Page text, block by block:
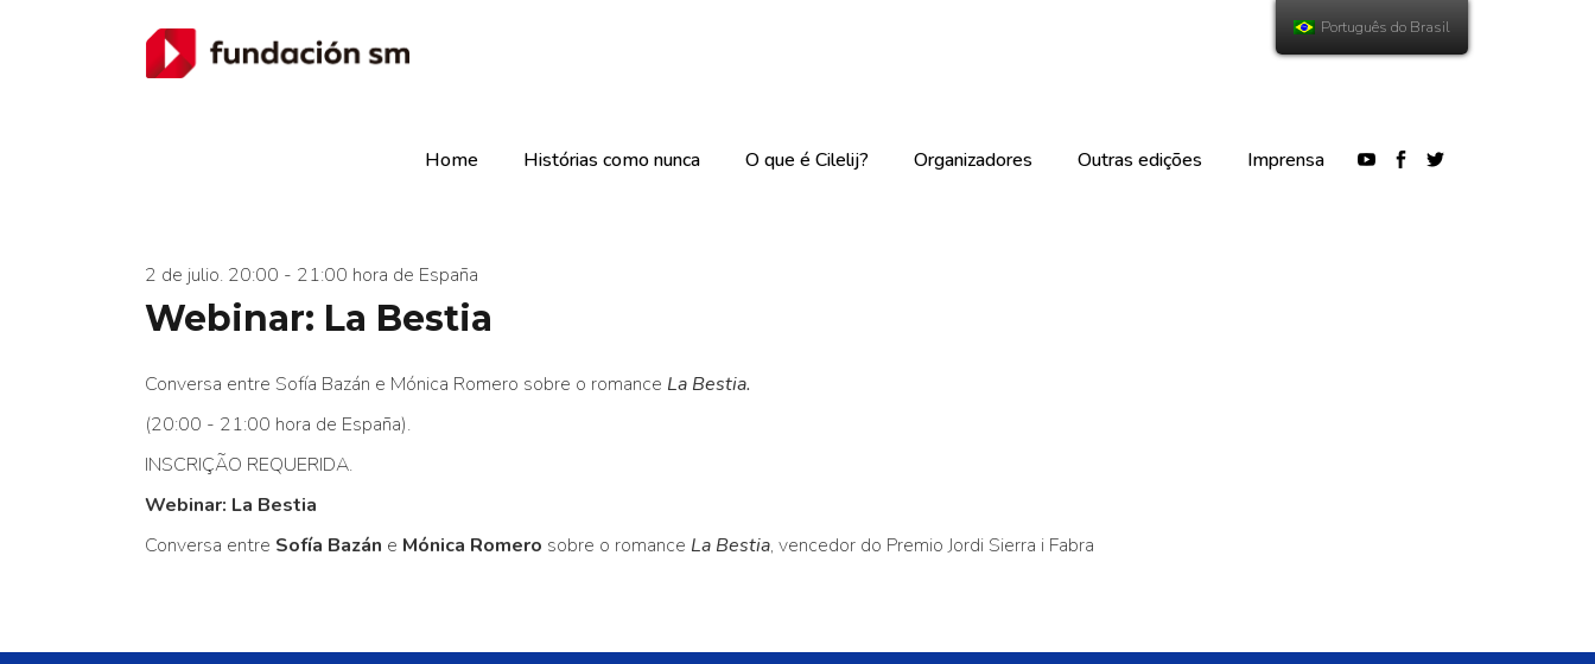
Home Histórias como nunca O que é Cilelij? Organizadores Outras edições Imprensa
2 de julio. 20:00 - 21:00 hora de España
Webinar: La Bestia
Conversa entre Sofía Bazán e Mónica Romero sobre o romance La Bestia.
(20:00 - 21:00 hora de España).
INSCRIÇÃO REQUERIDA.
Webinar: La Bestia
Conversa entre Sofía Bazán e Mónica Romero sobre o romance La Bestia, vencedor do Premio Jordi Sierra i Fabra
Português do Brasil